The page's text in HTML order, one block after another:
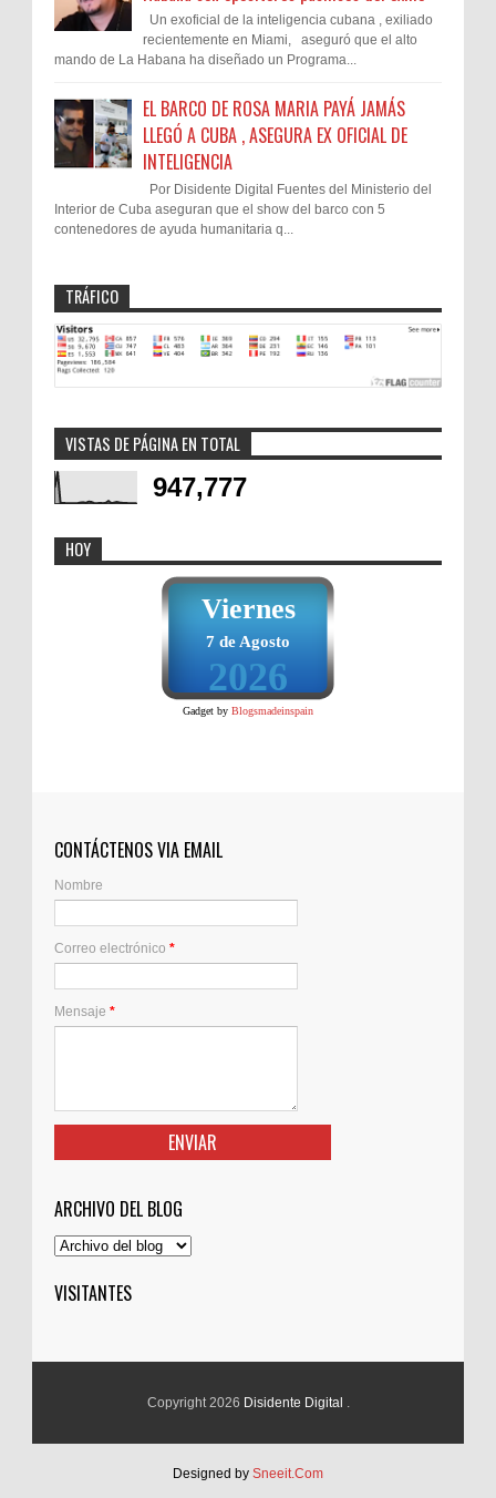
Un exoficial de la inteligencia cubana , exiliado
recientemente en Miami, aseguró que el alto
mando de La Habana ha diseñado un Programa...
EL BARCO DE ROSA MARIA PAYÁ JAMÁS
LLEGÓ A CUBA , ASEGURA EX OFICIAL DE
INTELIGENCIA
Por Disidente Digital Fuentes del Ministerio del
Interior de Cuba aseguran que el show del barco con 5
contenedores de ayuda humanitaria q...
TRÁFICO
VISTAS DE PÁGINA EN TOTAL
947,777
HOY
Viernes
7 de Agosto
2026
Gadget by Blogsmadeinspain
CONTÁCTENOS VIA EMAIL
Nombre
Correo electrónico *
Mensaje *
ARCHIVO DEL BLOG
VISITANTES
Copyright 2026 Disidente Digital .
Designed by Sneeit.Com